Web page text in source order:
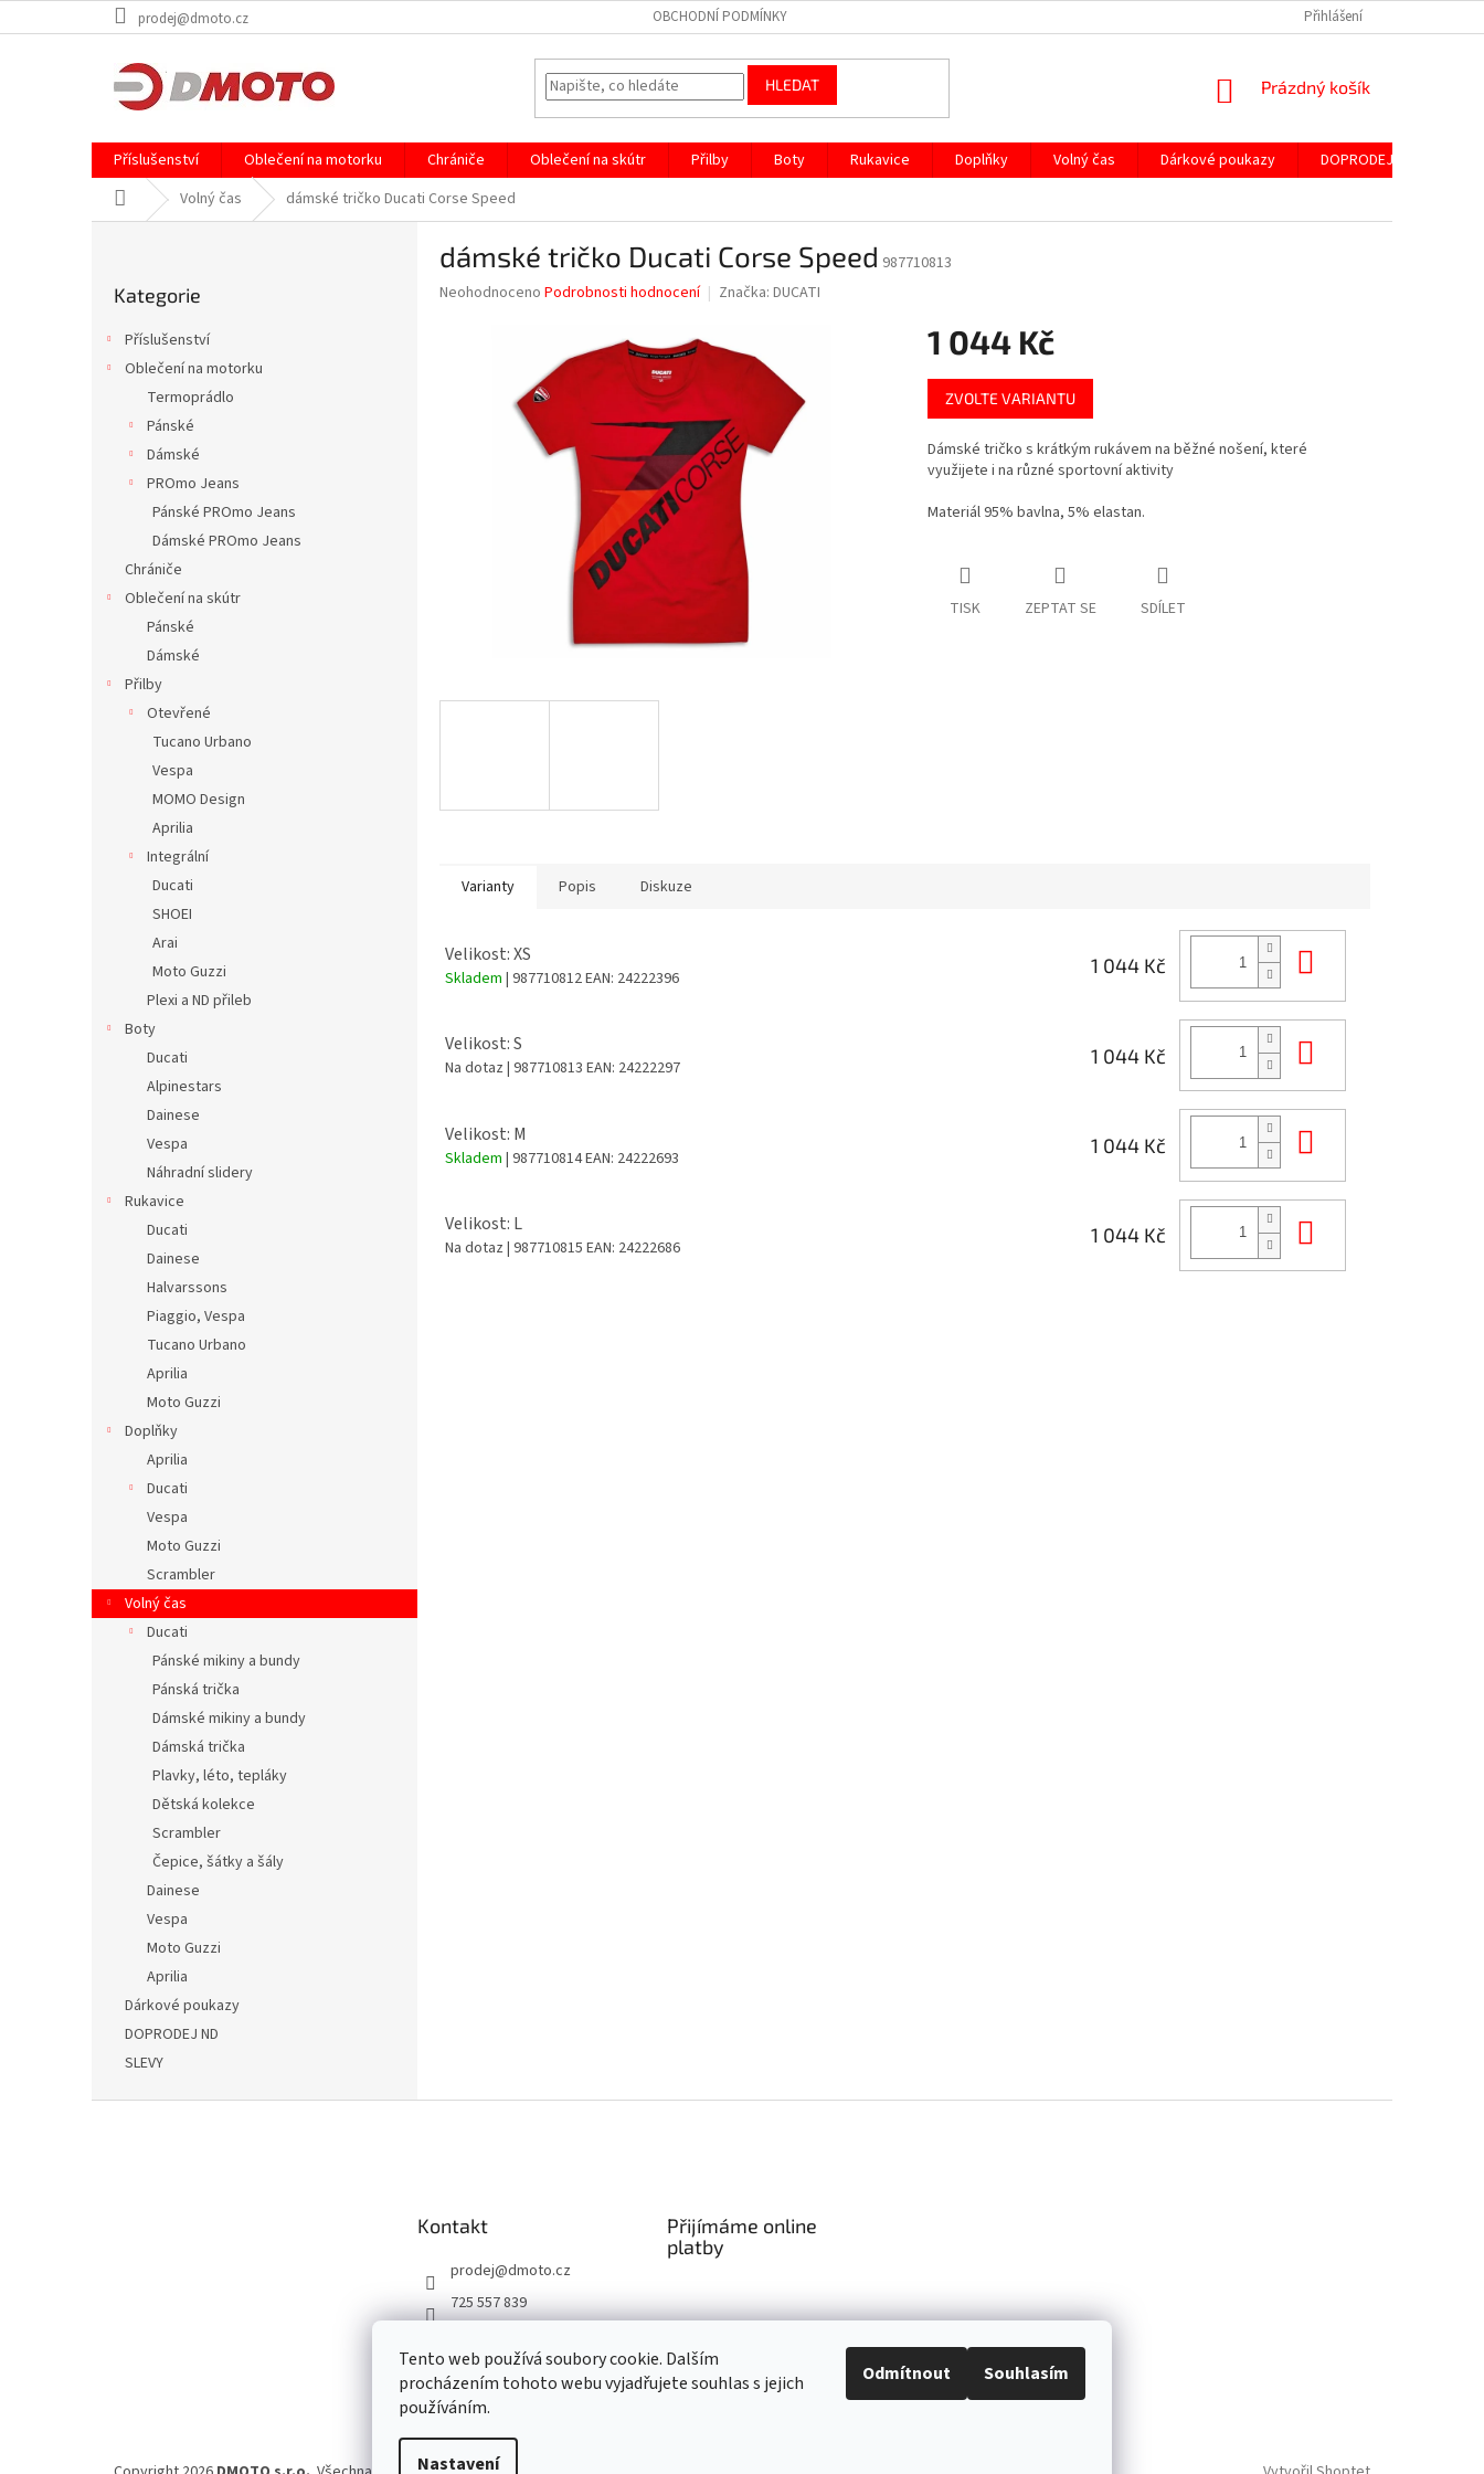
Tento web používá soubory cookie. Dalším
procházením tohoto webu vyjadřujete souhlas s jejich
používáním.
Nastavení
Odmítnout Souhlasím
na
prodej@dmoto.cz OBCHODNÍ PODMÍNKY Přihlášení
HLEDAT
NÁKUPNÍ
Prázdný košík
Příslušenství Oblečení na motorku Chrániče Oblečení na skútr Přilby Boty Rukavice Doplňky Volný čas Dárkové poukazy DOPRODEJ ND
Domů Volný čas dámské tričko Ducati Corse Speed
kategorie
Kategorie
Příslušenství
Oblečení na motorku
Termoprádlo
Pánské
Dámské
PROmo Jeans
Pánské PROmo Jeans
Dámské PROmo Jeans
Chrániče
Oblečení na skútr
Pánské
Dámské
Přilby
Otevřené
Tucano Urbano
Vespa
MOMO Design
Aprilia
Integrální
Ducati
SHOEI
Arai
Moto Guzzi
Plexi a ND přileb
Boty
Ducati
Alpinestars
Dainese
Vespa
Náhradní slidery
Rukavice
Ducati
Dainese
Halvarssons
Piaggio, Vespa
Tucano Urbano
Aprilia
Moto Guzzi
Doplňky
Aprilia
Ducati
Vespa
Moto Guzzi
Scrambler
Volný čas
Ducati
Pánské mikiny a bundy
Pánská trička
Dámské mikiny a bundy
Dámská trička
Plavky, léto, tepláky
Dětská kolekce
Scrambler
Čepice, šátky a šály
Dainese
Vespa
Moto Guzzi
Aprilia
Dárkové poukazy
DOPRODEJ ND
SLEVY
dámské tričko Ducati Corse Speed 987710813
Průměrné
Neohodnoceno Podrobnosti hodnocení Značka: DUCATI
1 044 Kč
Měrná
cena:
ZVOLTE VARIANTU
Dámské tričko s krátkým rukávem na běžné nošení, které
využijete i na různé sportovní aktivity
Materiál 95% bavlna, 5% elastan.
TISK ZEPTAT SE SDÍLET
Varianty Popis Diskuze
Velikost: XS
Skladem | 987710812EAN: 24222396
1 044 Kč
Velikost: S
Na dotaz | 987710813 EAN: 24222297
1 044 Kč
Velikost: M
Skladem | 987710814EAN: 24222693
1 044 Kč
Velikost: L
Na dotaz | 987710815 EAN: 24222686
1 044 Kč
Kontakt
prodej@dmoto.cz
725 557 839
dmoto.cz
YouTube DMOTO
Přijímáme online
platby